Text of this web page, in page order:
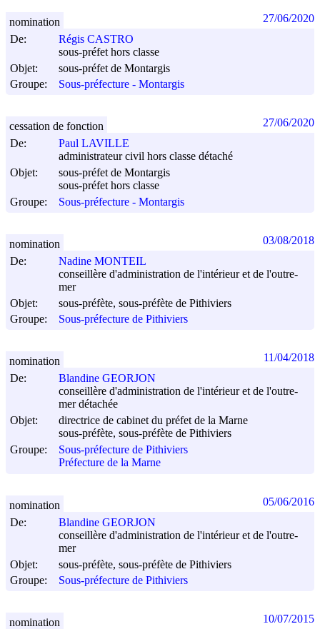
De:
Régis CASTRO
sous-préfet hors classe
Objet:
sous-préfet de Montargis
Groupe:
Sous-préfecture - Montargis
nomination 27/06/2020
De:
Paul LAVILLE
administrateur civil hors classe détaché
Objet:
sous-préfet de Montargis
sous-préfet hors classe
Groupe:
Sous-préfecture - Montargis
cessation de fonction 27/06/2020
De:
Nadine MONTEIL
conseillère d'administration de l'intérieur et de l'outre-
mer
Objet:
sous-préfète, sous-préfète de Pithiviers
Groupe:
Sous-préfecture de Pithiviers
nomination 03/08/2018
De:
Blandine GEORJON
conseillère d'administration de l'intérieur et de l'outre-
mer détachée
Objet:
directrice de cabinet du préfet de la Marne
sous-préfète, sous-préfète de Pithiviers
Groupe:
Sous-préfecture de Pithiviers
Préfecture de la Marne
nomination 11/04/2018
De:
Blandine GEORJON
conseillère d'administration de l'intérieur et de l'outre-
mer
Objet:
sous-préfète, sous-préfète de Pithiviers
Groupe:
Sous-préfecture de Pithiviers
nomination 05/06/2016
nomination 10/07/2015